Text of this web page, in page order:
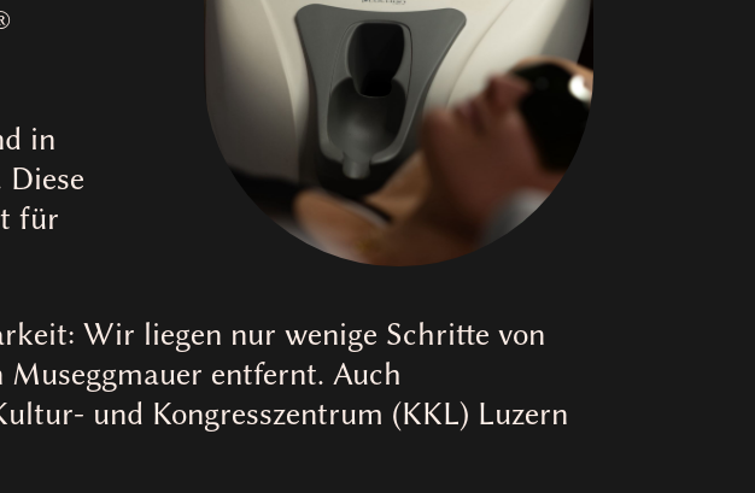
in
für
Wir liegen nur wenige Schritte von
entfernt. Auch
und Kongresszentrum (KKL) Luzern